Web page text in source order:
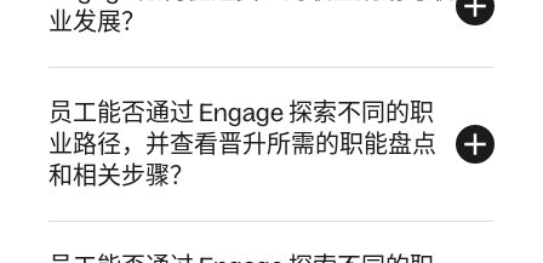
业发展？
员工能否通过 Engage 探索不同的职
业路径，并查看晋升所需的职能盘点
和相关步骤？